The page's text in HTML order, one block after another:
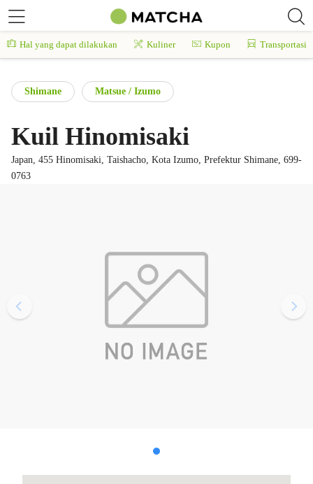
Hal yang dapat dilakukan Kuliner Kupon Transportasi
Shimane Matsue / Izumo
Kuil Hinomisaki
Japan, 455 Hinomisaki, Taishacho, Kota Izumo, Prefektur Shimane, 699-
0763